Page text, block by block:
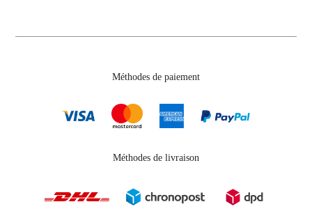
Méthodes de paiement
Méthodes de livraison